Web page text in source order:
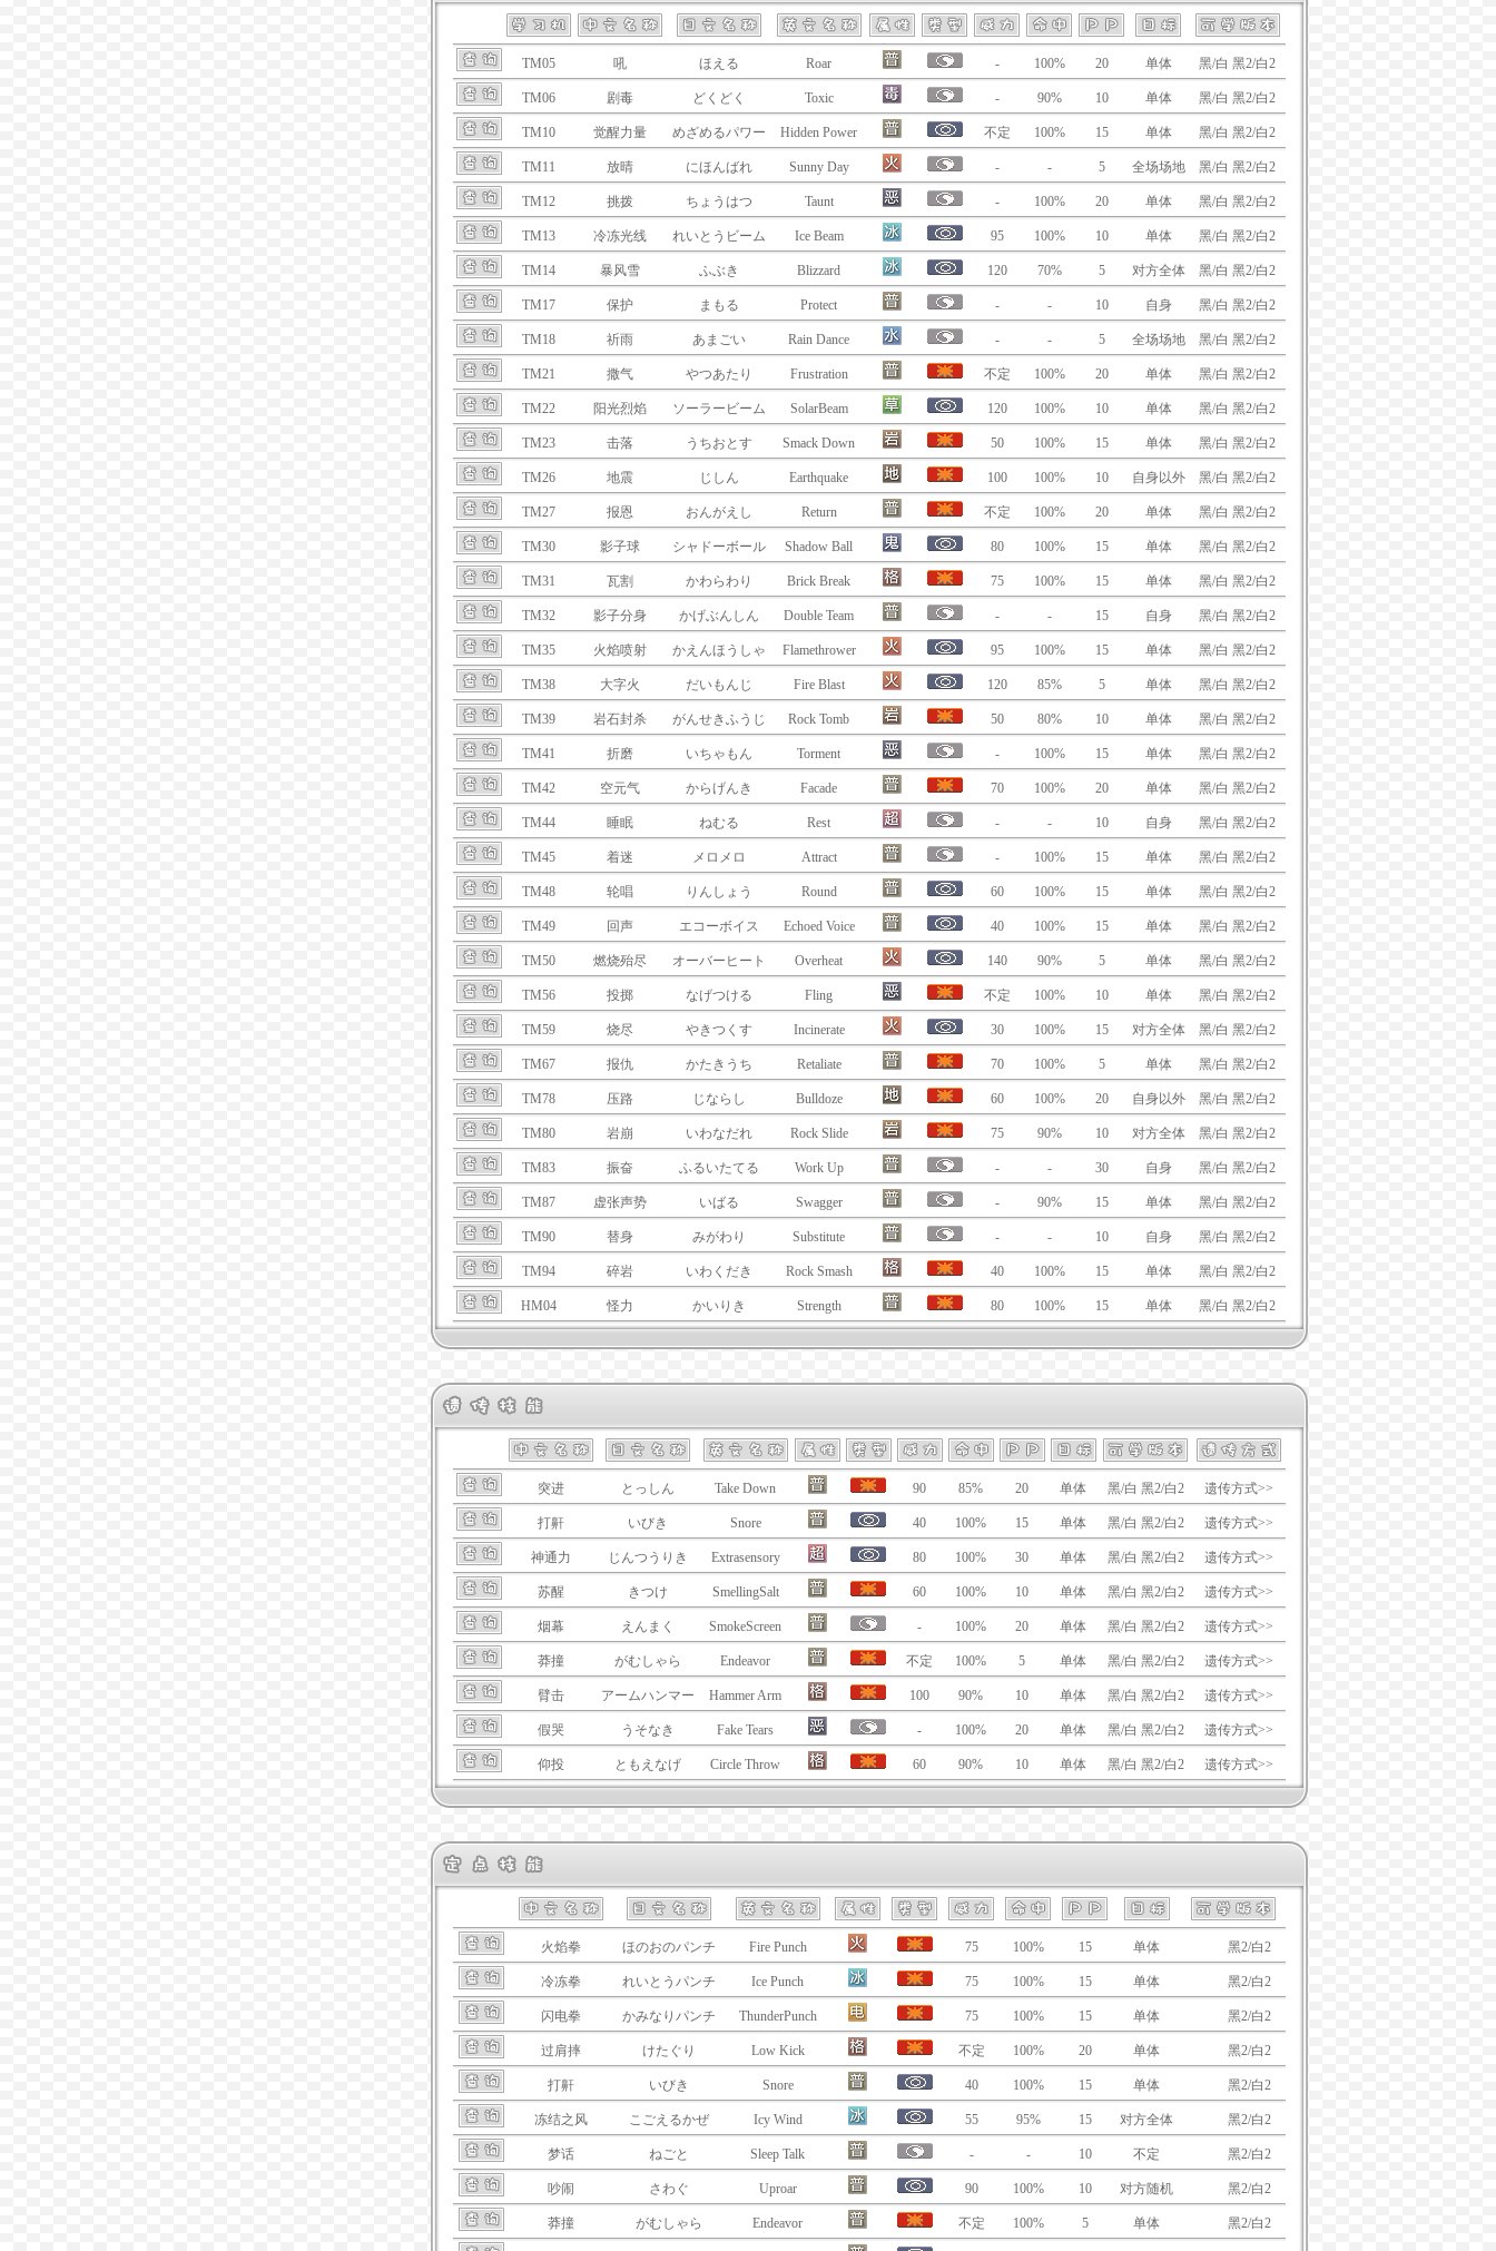
TM05 吼 ほえる Roar - 100% 20 单体 黑/白 黑2/白2
TM06 剧毒 どくどく Toxic - 90% 10 单体 黑/白 黑2/白2
TM10 觉醒力量 めざめるパワー Hidden Power 不定 100% 15 单体 黑/白 黑2/白2
TM11 放晴 にほんばれ Sunny Day - - 5 全场场地 黑/白 黑2/白2
TM12 挑拨 ちょうはつ Taunt - 100% 20 单体 黑/白 黑2/白2
TM13 冷冻光线 れいとうビーム Ice Beam 95 100% 10 单体 黑/白 黑2/白2
TM14 暴风雪 ふぶき Blizzard 120 70% 5 对方全体 黑/白 黑2/白2
TM17 保护 まもる Protect - - 10 自身 黑/白 黑2/白2
TM18 祈雨 あまごい Rain Dance - - 5 全场场地 黑/白 黑2/白2
TM21 撒气 やつあたり Frustration 不定 100% 20 单体 黑/白 黑2/白2
TM22 阳光烈焰 ソーラービーム SolarBeam 120 100% 10 单体 黑/白 黑2/白2
TM23 击落 うちおとす Smack Down 50 100% 15 单体 黑/白 黑2/白2
TM26 地震 じしん Earthquake 100 100% 10 自身以外 黑/白 黑2/白2
TM27 报恩 おんがえし Return 不定 100% 20 单体 黑/白 黑2/白2
TM30 影子球 シャドーボール Shadow Ball 80 100% 15 单体 黑/白 黑2/白2
TM31 瓦割 かわらわり Brick Break 75 100% 15 单体 黑/白 黑2/白2
TM32 影子分身 かげぶんしん Double Team - - 15 自身 黑/白 黑2/白2
TM35 火焰喷射 かえんほうしゃ Flamethrower 95 100% 15 单体 黑/白 黑2/白2
TM38 大字火 だいもんじ Fire Blast 120 85% 5 单体 黑/白 黑2/白2
TM39 岩石封杀 がんせきふうじ Rock Tomb 50 80% 10 单体 黑/白 黑2/白2
TM41 折磨 いちゃもん Torment - 100% 15 单体 黑/白 黑2/白2
TM42 空元气 からげんき Facade 70 100% 20 单体 黑/白 黑2/白2
TM44 睡眠 ねむる Rest - - 10 自身 黑/白 黑2/白2
TM45 着迷 メロメロ Attract - 100% 15 单体 黑/白 黑2/白2
TM48 轮唱 りんしょう Round 60 100% 15 单体 黑/白 黑2/白2
TM49 回声 エコーボイス Echoed Voice 40 100% 15 单体 黑/白 黑2/白2
TM50 燃烧殆尽 オーバーヒート Overheat 140 90% 5 单体 黑/白 黑2/白2
TM56 投掷 なげつける Fling 不定 100% 10 单体 黑/白 黑2/白2
TM59 烧尽 やきつくす Incinerate 30 100% 15 对方全体 黑/白 黑2/白2
TM67 报仇 かたきうち Retaliate 70 100% 5 单体 黑/白 黑2/白2
TM78 压路 じならし Bulldoze 60 100% 20 自身以外 黑/白 黑2/白2
TM80 岩崩 いわなだれ Rock Slide 75 90% 10 对方全体 黑/白 黑2/白2
TM83 振奋 ふるいたてる Work Up - - 30 自身 黑/白 黑2/白2
TM87 虚张声势 いばる Swagger - 90% 15 单体 黑/白 黑2/白2
TM90 替身 みがわり Substitute - - 10 自身 黑/白 黑2/白2
TM94 碎岩 いわくだき Rock Smash 40 100% 15 单体 黑/白 黑2/白2
HM04 怪力 かいりき Strength 80 100% 15 单体 黑/白 黑2/白2
突进 とっしん Take Down 90 85% 20 单体 黑/白 黑2/白2 遗传方式>>
打鼾 いびき Snore 40 100% 15 单体 黑/白 黑2/白2 遗传方式>>
神通力 じんつうりき Extrasensory 80 100% 30 单体 黑/白 黑2/白2 遗传方式>>
苏醒 きつけ SmellingSalt 60 100% 10 单体 黑/白 黑2/白2 遗传方式>>
烟幕 えんまく SmokeScreen - 100% 20 单体 黑/白 黑2/白2 遗传方式>>
莽撞 がむしゃら Endeavor 不定 100% 5 单体 黑/白 黑2/白2 遗传方式>>
臂击 アームハンマー Hammer Arm 100 90% 10 单体 黑/白 黑2/白2 遗传方式>>
假哭 うそなき Fake Tears - 100% 20 单体 黑/白 黑2/白2 遗传方式>>
仰投 ともえなげ Circle Throw 60 90% 10 单体 黑/白 黑2/白2 遗传方式>>
火焰拳 ほのおのパンチ Fire Punch 75 100% 15 单体 黑2/白2
冷冻拳 れいとうパンチ Ice Punch 75 100% 15 单体 黑2/白2
闪电拳 かみなりパンチ ThunderPunch 75 100% 15 单体 黑2/白2
过肩摔 けたぐり Low Kick 不定 100% 20 单体 黑2/白2
打鼾 いびき Snore 40 100% 15 单体 黑2/白2
冻结之风 こごえるかぜ Icy Wind 55 95% 15 对方全体 黑2/白2
梦话 ねごと Sleep Talk - - 10 不定 黑2/白2
吵闹 さわぐ Uproar 90 100% 10 对方随机 黑2/白2
莽撞 がむしゃら Endeavor 不定 100% 5 单体 黑2/白2